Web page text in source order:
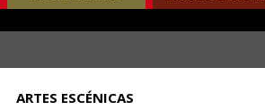
ARTES ESCÉNICAS